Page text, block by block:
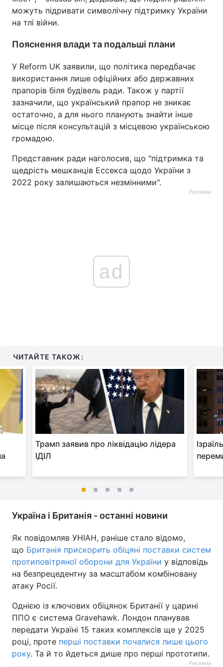
можуть підривати символічну підтримку України
на тлі війни.
Пояснення влади та подальші плани
У Reform UK заявили, що політика передбачає
використання лише офіційних або державних
прапорів біля будівель ради. Також у партії
зазначили, що український прапор не зникає
остаточно, а для нього планують знайти інше
місце після консультацій з місцевою українською
громадою.
Представник ради наголосив, що "підтримка та
щедрість мешканців Ессекса щодо України з
2022 року залишаються незмінними".
Реклама
ad
ЧИТАЙТЕ ТАКОЖ:
Трамп заявив про ліквідацію лідера
ІДІЛ
Україна і Британія - останні новини
Як повідомляв УНІАН, раніше стало відомо,
що Британія прискорить обіцяні поставки систем
протиповітряної оборони для України у відповідь
на безпрецедентну за масштабом комбіновану
атаку Росії.
Однією із ключових обіцянок Британії у царині
ППО є система Gravehawk. Лондон планував
передати Україні 15 таких комплексів ще у 2025
році, проте перші поставки почалися лише цього
року. Та й то йдеться дише про перші прототипи.
Реклама